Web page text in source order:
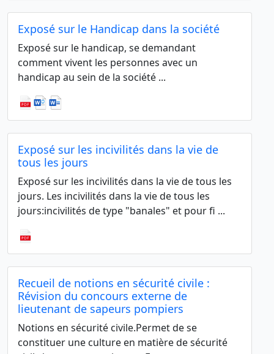
Exposé sur le Handicap dans la société
Exposé sur le handicap, se demandant
comment vivent les personnes avec un
handicap au sein de la société ...
Exposé sur les incivilités dans la vie de
tous les jours
Exposé sur les incivilités dans la vie de tous les
jours. Les incivilités dans la vie de tous les
jours:incivilités de type "banales" et pour fi ...
Recueil de notions en sécurité civile :
Révision du concours externe de
lieutenant de sapeurs pompiers
Notions en sécurité civile.Permet de se
constituer une culture en matière de sécurité